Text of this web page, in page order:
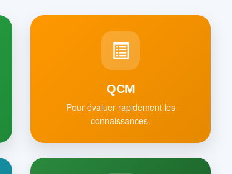
QCM
Pour évaluer rapidement les
connaissances.